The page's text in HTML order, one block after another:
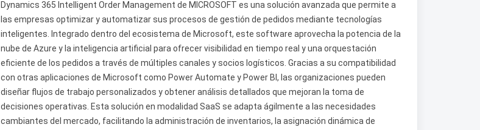
Dynamics 365 Intelligent Order Management de MICROSOFT es una solución avanzada que permite a
las empresas optimizar y automatizar sus procesos de gestión de pedidos mediante tecnologías
inteligentes. Integrado dentro del ecosistema de Microsoft, este software aprovecha la potencia de la
nube de Azure y la inteligencia artificial para ofrecer visibilidad en tiempo real y una orquestación
eficiente de los pedidos a través de múltiples canales y socios logísticos. Gracias a su compatibilidad
con otras aplicaciones de Microsoft como Power Automate y Power BI, las organizaciones pueden
diseñar flujos de trabajo personalizados y obtener análisis detallados que mejoran la toma de
decisiones operativas. Esta solución en modalidad SaaS se adapta ágilmente a las necesidades
cambiantes del mercado, facilitando la administración de inventarios, la asignación dinámica de